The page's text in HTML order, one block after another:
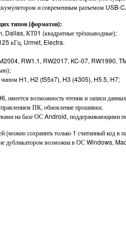
и современным разъемом USB-C.
типов (форматов):
КТ01 (квадратные трёхвыводные);
кГц, Urmet, Electra.
RW1.1, RW2017, KC-07, RW1990,
чипом H1, H2 (t55x7), H3 (4305), H5.5, H7;
имеется возможность чтения и записи
ПК, обновление прошивки.
на базе ОС Android,
(можно сохранить только 1 считанный код
дубликатором возможна в ОС Windows,